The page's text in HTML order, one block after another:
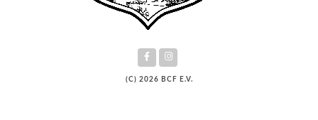
(C) 2026 BCF E.V.